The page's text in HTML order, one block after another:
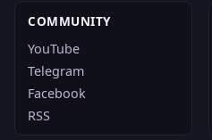
COMMUNITY
YouTube
Telegram
Facebook
RSS